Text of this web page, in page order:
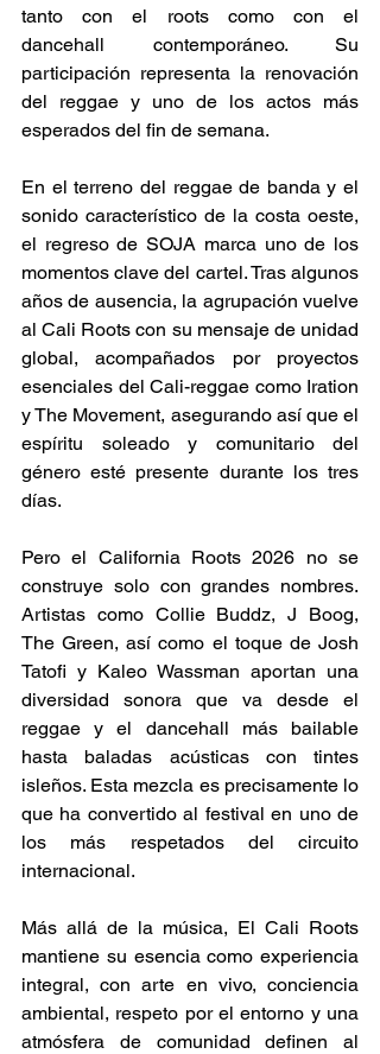
tanto con el roots como con el
dancehall contemporáneo. Su
participación representa la renovación
del reggae y uno de los actos más
esperados del fin de semana.
En el terreno del reggae de banda y el
sonido característico de la costa oeste,
el regreso de SOJA marca uno de los
momentos clave del cartel. Tras algunos
años de ausencia, la agrupación vuelve
al Cali Roots con su mensaje de unidad
global, acompañados por proyectos
esenciales del Cali-reggae como Iration
y The Movement, asegurando así que el
espíritu soleado y comunitario del
género esté presente durante los tres
días.
Pero el California Roots 2026 no se
construye solo con grandes nombres.
Artistas como Collie Buddz, J Boog,
The Green, así como el toque de Josh
Tatofi y Kaleo Wassman aportan una
diversidad sonora que va desde el
reggae y el dancehall más bailable
hasta baladas acústicas con tintes
isleños. Esta mezcla es precisamente lo
que ha convertido al festival en uno de
los más respetados del circuito
internacional.
Más allá de la música, El Cali Roots
mantiene su esencia como experiencia
integral, con arte en vivo, conciencia
ambiental, respeto por el entorno y una
atmósfera de comunidad definen al